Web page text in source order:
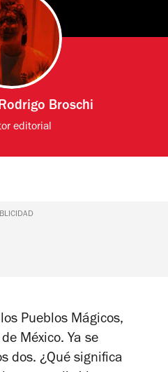
Broschi
editorial
Pueblos Mágicos,
México. Ya se
dos. ¿Qué significa